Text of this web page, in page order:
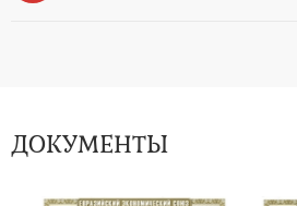
ДОКУМЕНТЫ